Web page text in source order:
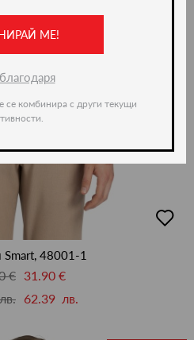
в
48001-1
€ 31.90 €
62.39 лв.
МЕ!
се комбинира с други текущи